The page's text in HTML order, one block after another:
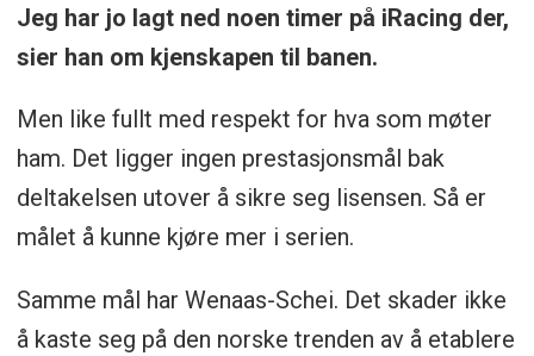
Jeg har jo lagt ned noen timer på iRacing der,
sier han om kjenskapen til banen.
Men like fullt med respekt for hva som møter
ham. Det ligger ingen prestasjonsmål bak
deltakelsen utover å sikre seg lisensen. Så er
målet å kunne kjøre mer i serien.
Samme mål har Wenaas-Schei. Det skader ikke
å kaste seg på den norske trenden av å etablere